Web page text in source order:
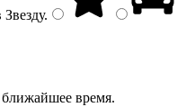
Звезду.
время.